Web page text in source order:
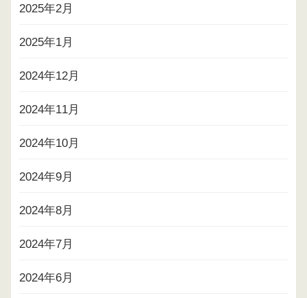
2025年2月
2025年1月
2024年12月
2024年11月
2024年10月
2024年9月
2024年8月
2024年7月
2024年6月